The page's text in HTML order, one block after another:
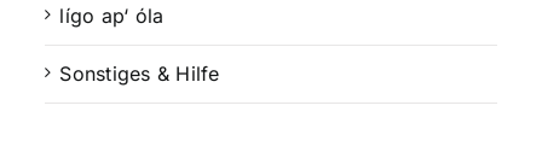
lígo ap‘ óla
Sonstiges & Hilfe